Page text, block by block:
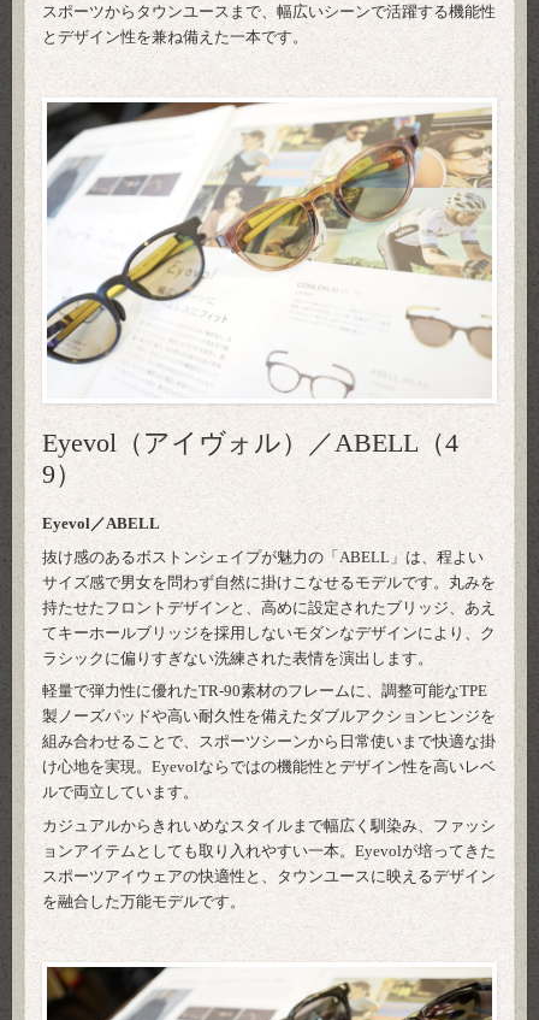
スポーツからタウンユースまで、幅広いシーンで活躍する機能性
とデザイン性を兼ね備えた一本です。
Eyevol（アイヴォル）／ABELL（4
9）
Eyevol／ABELL
抜け感のあるボストンシェイプが魅力の「ABELL」は、程よい
サイズ感で男女を問わず自然に掛けこなせるモデルです。丸みを
持たせたフロントデザインと、高めに設定されたブリッジ、あえ
てキーホールブリッジを採用しないモダンなデザインにより、ク
ラシックに偏りすぎない洗練された表情を演出します。
軽量で弾力性に優れたTR-90素材のフレームに、調整可能なTPE
製ノーズパッドや高い耐久性を備えたダブルアクションヒンジを
組み合わせることで、スポーツシーンから日常使いまで快適な掛
け心地を実現。Eyevolならではの機能性とデザイン性を高いレベ
ルで両立しています。
カジュアルからきれいめなスタイルまで幅広く馴染み、ファッシ
ョンアイテムとしても取り入れやすい一本。Eyevolが培ってきた
スポーツアイウェアの快適性と、タウンユースに映えるデザイン
を融合した万能モデルです。